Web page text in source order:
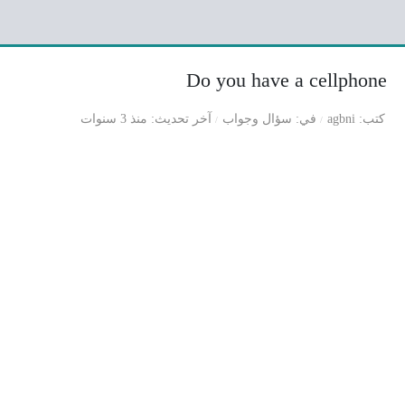
Do you have a cellphone
كتب agbni في سؤال وجواب آخر تحديث منذ 3 سنوات